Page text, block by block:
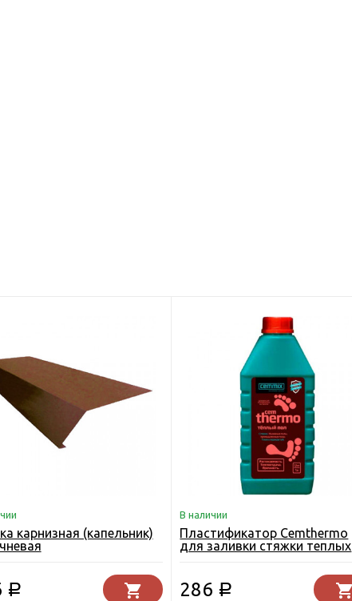
карнизная (капельник)
Р
В наличии
Пластификатор Cemthermo
для заливки стяжки теплых
286 Р